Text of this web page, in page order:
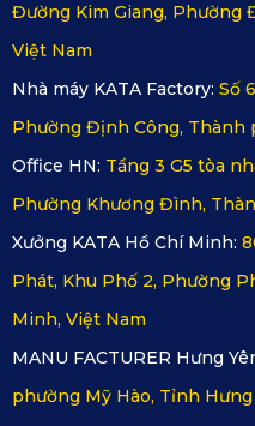
Hơn nữa, hãy ưu tiên sản
ô tô tại KATA Việt Nam
đảm bảo chất lượng vượt
bởi KATA trong vòng 18
chỉ bền mà còn an toàn,
tượng sử dụng xe.
Đường Kim Giang, Phường
Việt Nam
Nhà máy KATA Factory: Số
Phường Định Công, Thành
Office HN: Tầng 3 G5 tòa
Phường Khương Đình,
Xưởng KATA Hồ Chí Minh:
Phát, Khu Phố 2, Phường
Minh, Việt Nam
MANU FACTURER Hưng
phường Mỹ Hào, Tỉnh Hưng